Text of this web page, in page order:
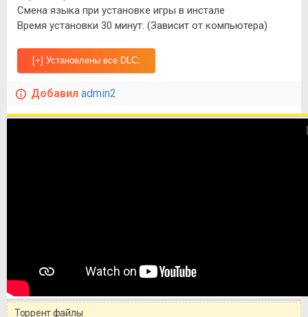
Смена языка при установке игры в инстале
Время установки 30 минут. (Зависит от компьютера)
Добавил admin2
Торрент файлы